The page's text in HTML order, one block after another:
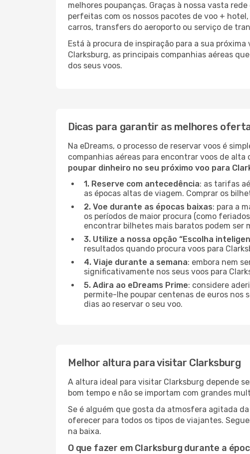
melhores poupanças. Graças à nossa vasta
perfeitas com os nossos pacotes de voo +
carros, transfers do aeroporto ou serviço de
Está à procura de inspiração para a sua
Clarksburg, as principais companhias aéreas
dos seus voos.
Dicas para garantir as melhores
Na eDreams, o processo de reservar voos é
companhias aéreas para encontrar voos de
poupar dinheiro no seu próximo voo para
1. Reserve com antecedência: as tarifas
as épocas altas de viagem. Comprar os
2. Voe durante as épocas baixas: para a
os períodos de maior procura (como
encontrar bilhetes mais baratos podem ser
3. Utilize a nossa opção “Escolha
resultados quando procura voos para
4. Viaje durante a semana: embora nem
significativamente nos seus voos para
5. Adira ao eDreams Prime: considere
permite-lhe poupar centenas de euros nos
dias ao reservar o seu voo.
Melhor altura para visitar Clarksburg
A altura ideal para visitar Clarksburg depende
bom tempo e não se importam com grandes
Se é alguém que gosta da atmosfera agitada
oferecer para todos os tipos de viajantes.
na baixa.
O que fazer em Clarksburg durante a